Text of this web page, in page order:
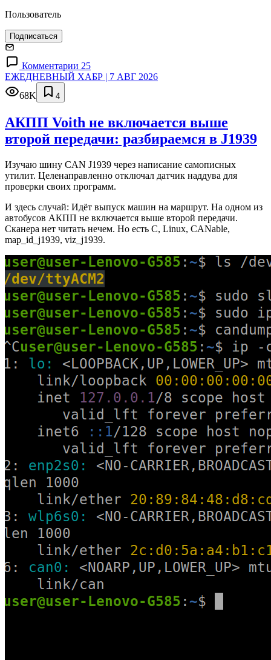
Пользователь
Подписаться
Комментарии 25
ЕЖЕДНЕВНЫЙ ХАБР | 7 АВГ 2026
68K
4
АКПП Voith не включается выше
второй передачи: разбираемся в J1939
Изучаю шину CAN J1939 через написание самописных
утилит. Целенаправленно отключал датчик наддува для
проверки своих программ.
И здесь случай: Идёт выпуск машин на маршрут. На одном из
автобусов АКПП не включается выше второй передачи.
Сканера нет читать нечем. Но есть C, Linux, CANable,
map_id_j1939, viz_j1939.